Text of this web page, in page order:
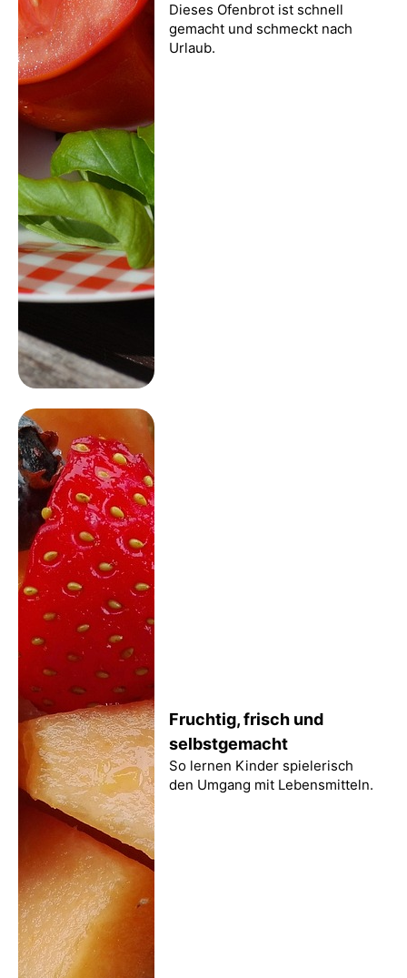
Dieses Ofenbrot ist schnell
gemacht und schmeckt nach
Urlaub.
Fruchtig, frisch und
selbstgemacht
So lernen Kinder spielerisch
den Umgang mit Lebensmitteln.